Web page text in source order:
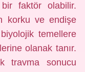
faktör olabilir.
korku ve endişe
temellere
olanak tanır.
travma sonucu